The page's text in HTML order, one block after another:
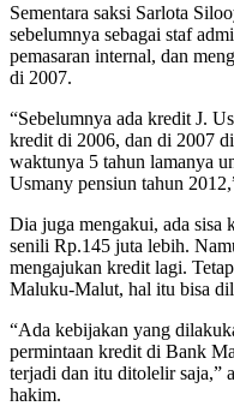
Sementara saksi Sarlota
sebelumnya sebagai staf
pemasaran internal, dan
di 2007.
“Sebelumnya ada kredit J.
kredit di 2006, dan di 2007
waktunya 5 tahun lamanya
Usmany pensiun tahun
Dia juga mengakui, ada sisa
senili Rp.145 juta lebih.
mengajukan kredit lagi.
Maluku-Malut, hal itu bisa
“Ada kebijakan yang
permintaan kredit di Bank
terjadi dan itu ditolelir saja,”
hakim.